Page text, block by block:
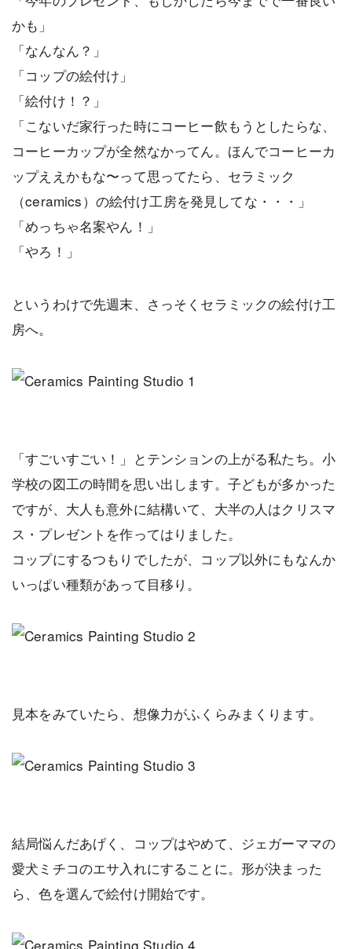
かも」
「なんなん？」
「コップの絵付け」
「絵付け！？」
「こないだ家行った時にコーヒー飲もうとしたらな、
コーヒーカップが全然なかってん。ほんでコーヒーカ
ップええかもな〜って思ってたら、セラミック
（ceramics）の絵付け工房を発見してな・・・」
「めっちゃ名案やん！」
「やろ！」
というわけで先週末、さっそくセラミックの絵付け工
房へ。
「すごいすごい！」とテンションの上がる私たち。小
学校の図工の時間を思い出します。子どもが多かった
ですが、大人も意外に結構いて、大半の人はクリスマ
ス・プレゼントを作ってはりました。
コップにするつもりでしたが、コップ以外にもなんか
いっぱい種類があって目移り。
見本をみていたら、想像力がふくらみまくります。
結局悩んだあげく、コップはやめて、ジェガーママの
愛犬ミチコのエサ入れにすることに。形が決まった
ら、色を選んで絵付け開始です。